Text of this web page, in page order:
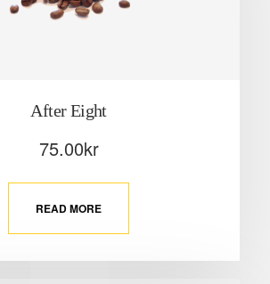
After Eight
75.00kr
READ MORE